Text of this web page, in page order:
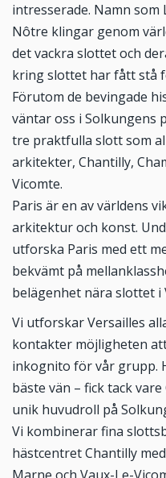
intresserade. Namn som
Nôtre klingar genom
det vackra slottet och
kring slottet har fått stå
Förutom de bevingade
väntar oss i Solkungens
tre praktfulla slott som
arkitekter, Chantilly,
Vicomte.
Paris är en av världens
arkitektur och konst.
utforska Paris med ett
bekvämt på
belägenhet nära slottet i
Vi utforskar Versailles
kontakter möjligheten
inkognito för vår grupp.
bäste vän – fick tack
unik huvudroll på
Vi kombinerar fina
hästcentret Chantilly